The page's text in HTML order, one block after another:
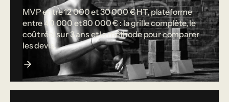
MVP entre 12 000 et 30 000 € HT, plateforme
entre 40 000 et 80 000 € : la grille complète, le
coût réel sur 3 ans et la méthode pour comparer
les devis.